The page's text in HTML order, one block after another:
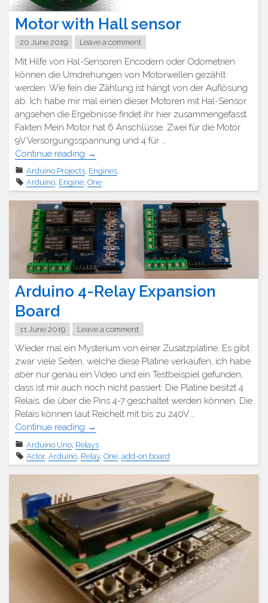
Motor with Hall sensor
20 June 2019 Leave a comment
Mit Hilfe von Hal-Sensoren Encodern oder Odometrien
können die Umdrehungen von Motorwellen gezählt
werden. Wie fein die Zählung ist hängt von der Auflösung
ab. Ich habe mir mal einen dieser Motoren mit Hal-Sensor
angsehen die Ergebnisse findet ihr hier zusammengefasst.
Fakten Mein Motor hat 6 Anschlüsse. Zwei für die Motor
9V Versorgungsspannung und 4 für …
Continue reading "Motor
mit
Hal-
Sensor"
→
Arduino Projects, Engines
Arduino, Engine, One
Arduino 4-Relay Expansion
Board
11 June 2019 Leave a comment
Wieder mal ein Mysterium von einer Zusatzplatine. Es gibt
zwar viele Seiten, welche diese Platine verkaufen, ich habe
aber nur genau ein Video und ein Testbeispiel gefunden,
dass ist mir auch noch nicht passiert. Die Platine besitzt 4
Relais, die über die Pins 4-7 geschaltet werden können. Die
Relais können laut Reichelt mit bis zu 240V …
Continue reading "Arduino
Relais
Zusatzplatine"
→
Arduino Uno Relays
Actor, Arduino Relay, One add-on board